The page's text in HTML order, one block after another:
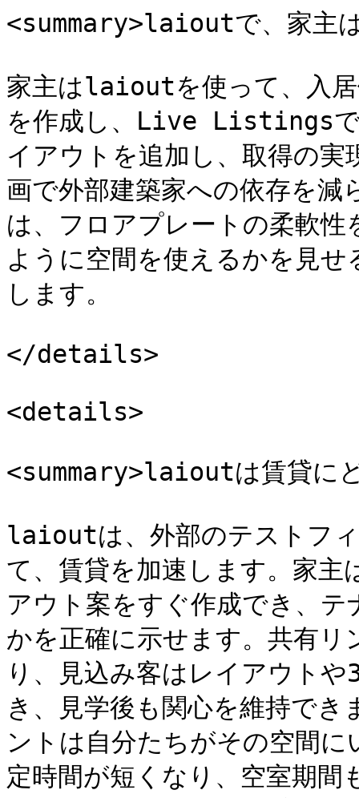
<summary>laioutで、家主
家主はlaioutを使って、入居
を作成し、Live Listingsで
イアウトを追加し、取得の実
画で外部建築家への依存を
は、フロアプレートの柔軟
ように空間を使えるかを見
します。
</details>
<details>
<summary>laioutは賃貸に
laioutは、外部のテストフ
て、賃貸を加速します。家主
アウト案をすぐ作成でき、
かを正確に示せます。共有
り、見込み客はレイアウト
き、見学後も関心を維持で
ントは自分たちがその空間
定時間が短くなり、空室期